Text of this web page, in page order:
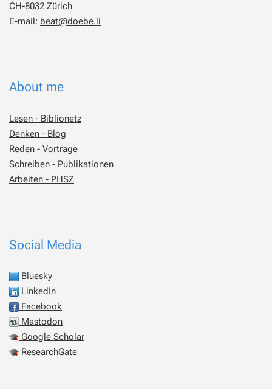
CH-8032 Zürich
E-mail: beat@doebe.li
About me
Lesen - Biblionetz
Denken - Blog
Reden - Vorträge
Schreiben - Publikationen
Arbeiten - PHSZ
Social Media
Bluesky
LinkedIn
Facebook
Mastodon
Google Scholar
ResearchGate